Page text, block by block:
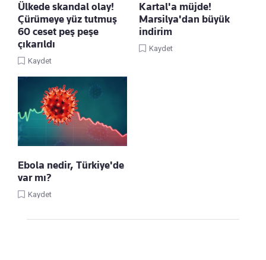
Ülkede skandal olay!
Çürümeye yüz tutmuş
60 ceset peş peşe
çıkarıldı
Kaydet
Kartal'a müjde!
Marsilya'dan büyük
indirim
Kaydet
Ebola nedir, Türkiye'de
var mı?
Kaydet